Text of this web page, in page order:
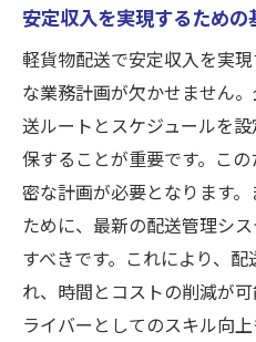
と稼ぎ方
宅配需要拡大がも
八王子市での宅配
効率的な配達スケ
地域密着型サービ
宅配業務で必要な
八王子市で宅配ビ
効率的な運送ルートで
軽貨物配送術
安定収入を実現するため
軽貨物配送で安定収入を実
な業務計画が欠かせません
送ルートとスケジュールを
保することが重要です。こ
密な計画が必要となります
ために、最新の配送管理シ
すべきです。これにより、
れ、時間とコストの削減が
ライバーとしてのスキル向